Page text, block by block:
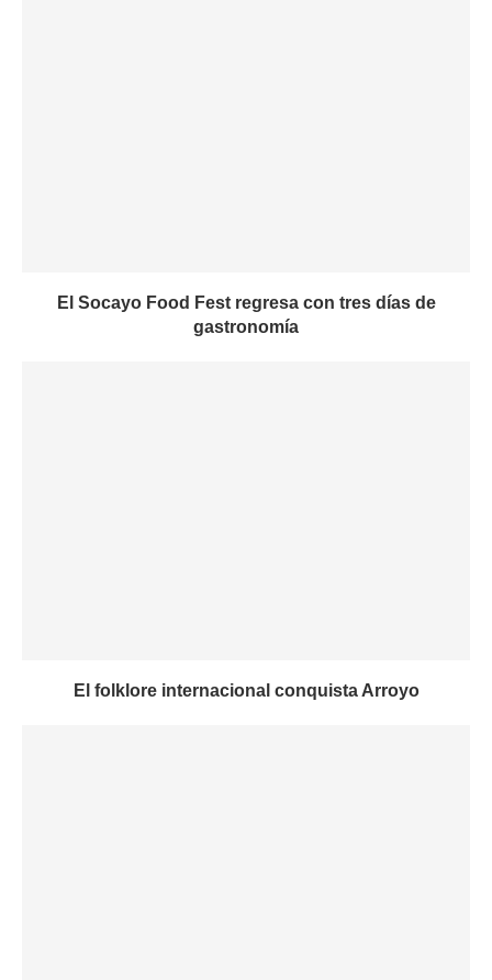
El Socayo Food Fest regresa con tres días de
gastronomía
El folklore internacional conquista Arroyo